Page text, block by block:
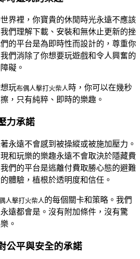
界裡，你寶貴的休閒時光永遠不應該
們理解下載、安裝和無休止更新的挫
的平台是為即時性而設計的，尊重你
們消除了你想要玩遊戲和令人興奮的
礙。
玩布偶人擊打火柴人 時，你可以在幾秒
，只有純粹、即時的樂趣。
力承諾
永遠不會感到被操縱或被施加壓力。
和玩樂的樂趣永遠不會取決於隱藏費
們的平台是逃離付費取勝心態的避難
體驗，植根於透明度和信任。
人擊打火柴人 的每個關卡和策略。我們
遠都會是。沒有附加條件，沒有驚
。
公平與安全的承諾